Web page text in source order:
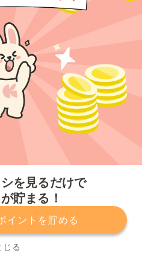
を見るだけで
貯まる！
イントを貯める
じる
利用規約
運営会社
わせ